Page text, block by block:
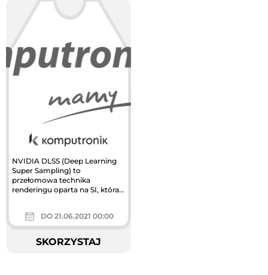
NVIDIA DLSS (Deep Learning
Super Sampling) to
przełomowa technika
renderingu oparta na SI, która
DO 21.06.2021 00:00
SKORZYSTAJ